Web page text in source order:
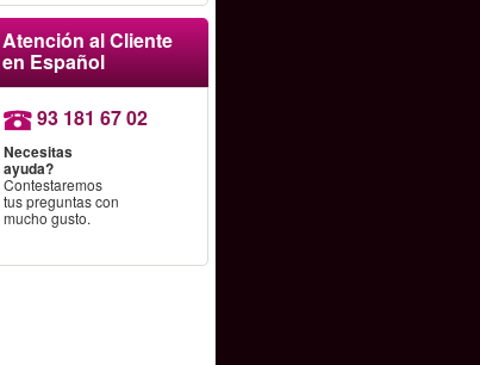
Atención al Cliente
en Español
93 181 67 02
Necesitas
ayuda?
Contestaremos
tus preguntas con
mucho gusto.